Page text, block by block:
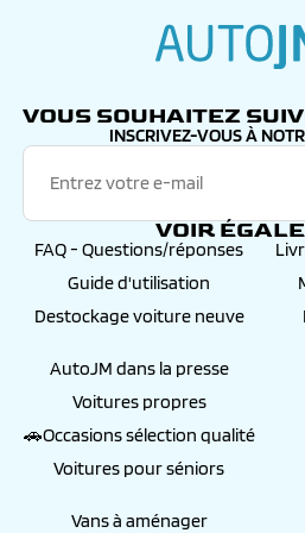
VOUS SOUHAITEZ
INSCRIVEZ-VOUS À
VOIR
FAQ - Questions/réponses
Guide d'utilisation
Destockage voiture neuve
AutoJM dans la presse
Voitures propres
🚗Occasions sélection qualité
Voitures pour séniors
Vans à aménager